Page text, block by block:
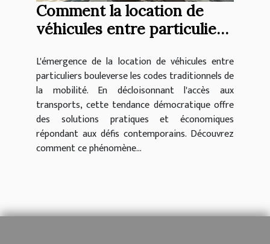
Comment la location de
véhicules entre particuliers
L'émergence de la location de véhicules entre
particuliers bouleverse les codes traditionnels de
la mobilité. En décloisonnant l'accès aux
transports, cette tendance démocratique offre
des solutions pratiques et économiques
répondant aux défis contemporains. Découvrez
comment ce phénomène...